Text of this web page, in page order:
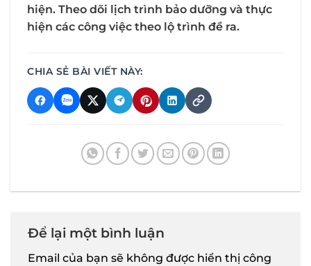
hiện. Theo dõi lịch trình bảo dưỡng và thực
hiện các công việc theo lộ trình đề ra.
CHIA SẺ BÀI VIẾT NÀY:
Để lại một bình luận
Email của bạn sẽ không được hiển thị công